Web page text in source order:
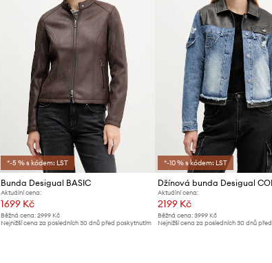
*-5 % s kódem: LST
Bunda Desigual BASIC
Aktuální cena:
1699 Kč
Běžná cena: 2999 Kč
Nejnižší cena za posledních 30 dnů před poskytnutím
*-10 % s kódem: LST
Džínová bunda Desigual
Aktuální cena:
2199 Kč
Běžná cena: 3999 Kč
Nejnižší cena za posledních 30 dnů